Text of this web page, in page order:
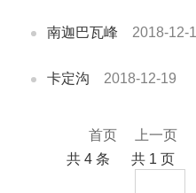
南迦巴瓦峰 2018-12-
卡定沟 2018-12-19
首页 上一页
共 4 条
共 1 页